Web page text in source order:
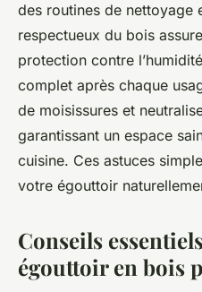
des routines de nettoyage
respectueux du bois
protection contre
complet après chaque
de moisissures et
garantissant un espace
cuisine. Ces astuces
votre égouttoir
Conseils
égouttoir en bois